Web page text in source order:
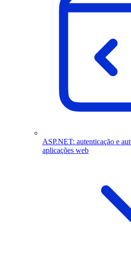
ASP.NET: autenticação e
aplicações web